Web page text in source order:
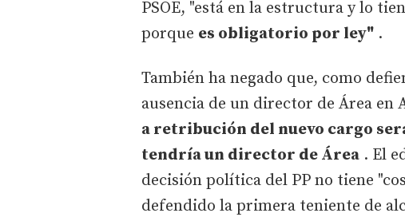
PSOE, "está en la estructura y lo
porque es obligatorio por ley" .
También ha negado que, como
ausencia de un director de Área en
a retribución del nuevo cargo
tendría un director de Área . El
decisión política del PP no tiene
defendido la primera teniente de